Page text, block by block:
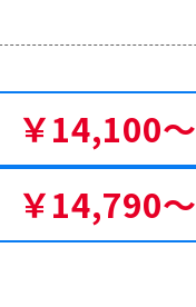
￥14,100～
￥14,790～